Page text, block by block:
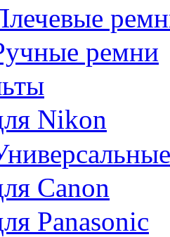
ремни
Nikon
Canon
Panasonic